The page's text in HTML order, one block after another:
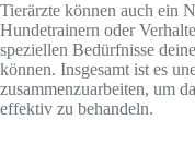
Tierärzte können auch ein
Hundetrainern oder
speziellen Bedürfnisse
können. Insgesamt ist es
zusammenzuarbeiten, um
effektiv zu behandeln.